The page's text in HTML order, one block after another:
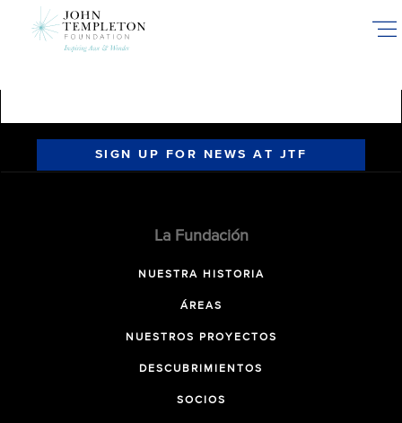
SIGN UP FOR NEWS AT JTF
La Fundación
NUESTRA HISTORIA
ÁREAS
NUESTROS PROYECTOS
DESCUBRIMIENTOS
SOCIOS